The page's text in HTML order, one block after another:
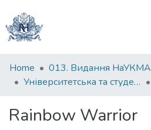
Communities
&
All of DSpace
Home
013. Видання НаУКМА
Університетська та студентська періодика
Rainbow Warrior